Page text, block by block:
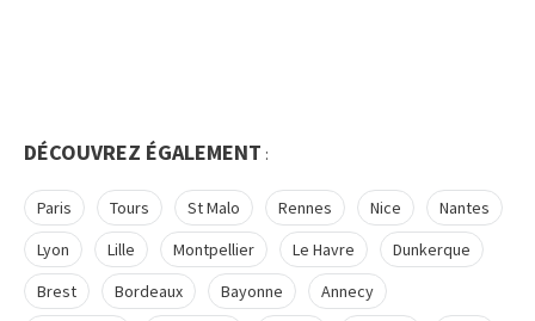
DÉCOUVREZ ÉGALEMENT :
Paris Tours St Malo Rennes Nice
Nantes
Lyon
Lille Montpellier Le Havre
Dunkerque
Brest
Bordeaux Bayonne
Annecy